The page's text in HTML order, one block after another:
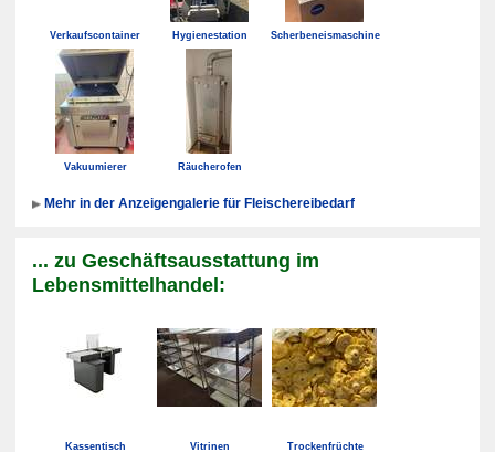
Verkaufscontainer Hygienestation Scherbeneismaschine
Vakuumierer Räucherofen
Mehr in der Anzeigengalerie für Fleischereibedarf
... zu Geschäftsausstattung im
Lebensmittelhandel:
Kassentisch Vitrinen Trockenfrüchte